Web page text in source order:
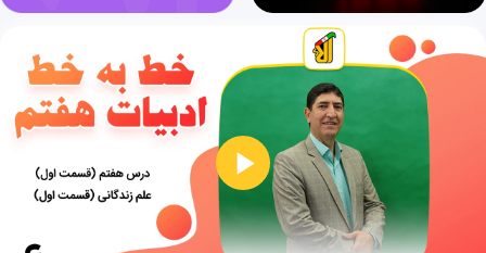
پخش
ویدیوجلسه صفر ، معرفی